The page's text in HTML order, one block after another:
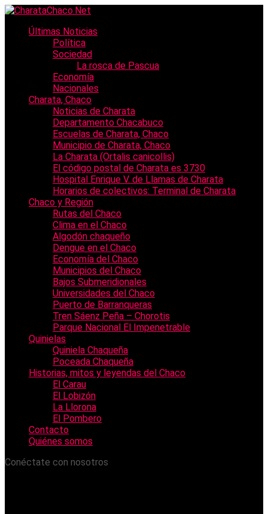
Últimas Noticias
Política
Sociedad
La rosca de Pascua
Economía
Nacionales
Charata, Chaco
Noticias de Charata
Departamento Chacabuco
Escuelas de Charata, Chaco
Municipio de Charata, Chaco
La Charata (Ortalis canicollis)
El código postal de Charata es 3730
Hospital Enrique V. de Llamas de Charata
Horarios de colectivos: Terminal de Charata
Chaco y Región
Rutas del Chaco
Clima en el Chaco
Algodón chaqueño
Dengue en el Chaco
Economía del Chaco
Municipios del Chaco
Bajos Submeridionales
Universidades del Chaco
Puerto de Barranqueras
Tren Sáenz Peña – Chorotis
Parque Nacional El Impenetrable
Quinielas
Quiniela Chaqueña
Poceada Chaqueña
Historias, mitos y leyendas del Chaco
El Carau
El Lobizón
La Llorona
El Pombero
Contacto
Quiénes somos
Conéctate con nosotros